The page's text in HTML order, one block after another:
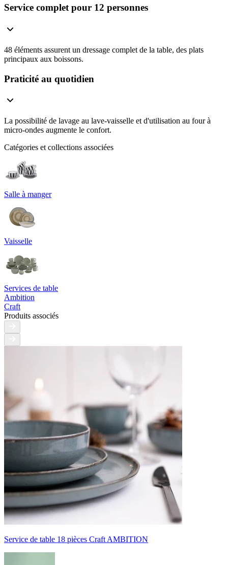
Service complet pour 12 personnes
48 éléments assurent un dressage complet de la table, des plats
principaux aux boissons.
Praticité au quotidien
La possibilité de lavage au lave-vaisselle et d'utilisation au four à
micro-ondes augmente le confort.
Catégories et collections associées
Salle à manger
Vaisselle
Services de table
Ambition
Craft
Produits associés
Service de table 18 pièces Craft AMBITION